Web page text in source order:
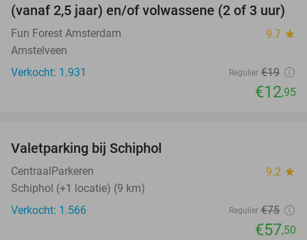
(vanaf 2,5 jaar) en/of volwassene (2 of 3 uur)
Fun Forest Amsterdam 9.7 star
Amstelveen
Verkocht: 1.931
Regulier €19
€12,95
Valetparking bij Schiphol
CentraalParkeren 9.2 star
Schiphol (+1 locatie) (9 km)
Verkocht: 1.566
Regulier €75
€57,50